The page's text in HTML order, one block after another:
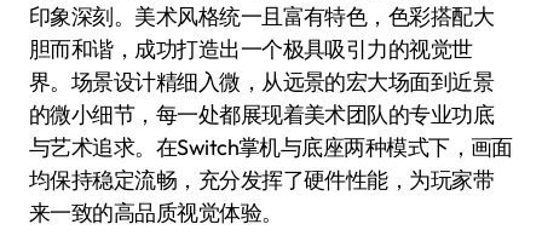
印象深刻。美术风格统一且富有特色，色彩搭配大
胆而和谐，成功打造出一个极具吸引力的视觉世
界。场景设计精细入微，从远景的宏大场面到近景
的微小细节，每一处都展现着美术团队的专业功底
与艺术追求。在Switch掌机与底座两种模式下，画面
均保持稳定流畅，充分发挥了硬件性能，为玩家带
来一致的高品质视觉体验。